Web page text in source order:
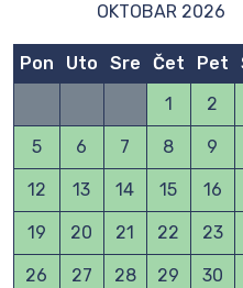
OKTOBAR 2026
Pon Uto Sre Čet Pet
1
2
5 6 7 8 9
12 13 14 15 16
19 20 21 22 23
26 27 28 29 30